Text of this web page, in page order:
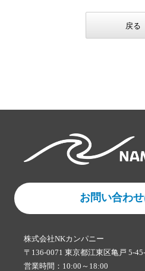
戻る
お問い合わ
株式会社NKカンパニー
〒136-0071 東京都江東区亀戸 5-
営業時間：10:00～18:00